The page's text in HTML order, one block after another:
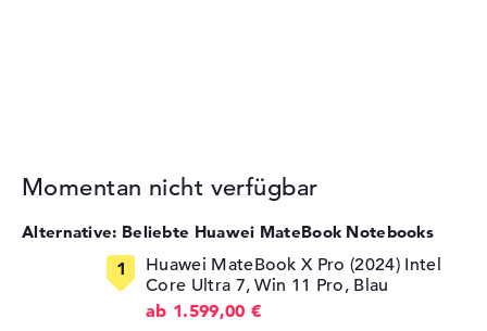
Momentan nicht verfügbar
Alternative: Beliebte Huawei MateBook Notebooks
Huawei MateBook X Pro (2024) Intel
Core Ultra 7, Win 11 Pro, Blau
ab 1.599,00 €